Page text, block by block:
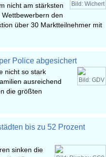
Bild: Wichert
nicht am stärksten
den
über 30 Marktteilnehmer mit
Police abgesichert
Bild: GDV
nicht so stark
ausreichend
die größten
bis zu 52 Prozent
sinken die